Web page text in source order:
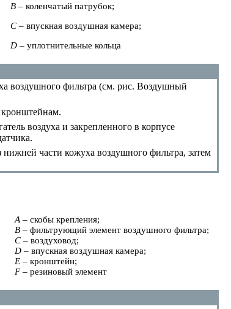
B – коленчатый патрубок;
C – впускная воздушная камера;
D – уплотнительные кольца
воздушного фильтра (см. рис. Воздушный
воздуха и закрепленного в корпусе
части кожуха воздушного фильтра, затем
A – скобы крепления;
B – фильтрующий элемент воздушного фильтра;
C – воздуховод;
D – впускная воздушная камера;
E – кронштейн;
F– резиновый элемент